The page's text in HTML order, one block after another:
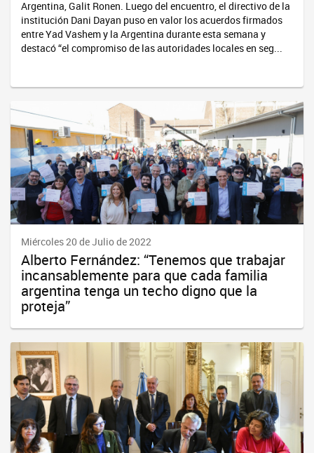
Argentina, Galit Ronen. Luego del encuentro, el directivo de la
institución Dani Dayan puso en valor los acuerdos firmados
entre Yad Vashem y la Argentina durante esta semana y
destacó “el compromiso de las autoridades locales en seg...
Miércoles 20 de Julio de 2022
Alberto Fernández: “Tenemos que trabajar
incansablemente para que cada familia
argentina tenga un techo digno que la
proteja”